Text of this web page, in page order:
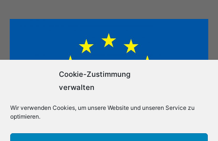
Cookie-Zustimmung
verwalten
Wir verwenden Cookies, um unsere Website und unseren Service zu
optimieren.